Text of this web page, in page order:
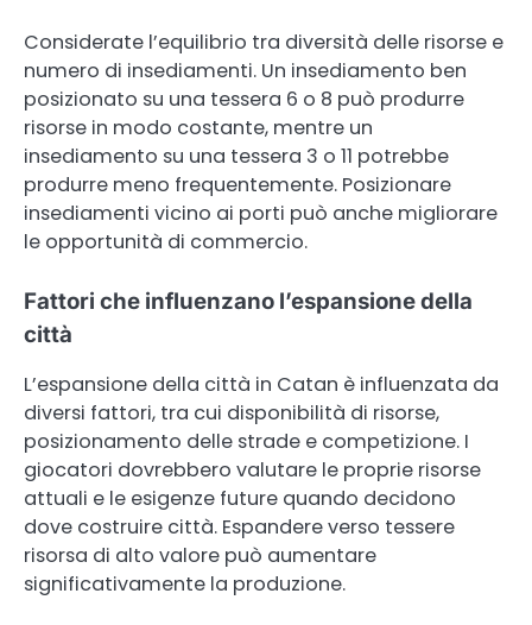
Considerate l’equilibrio tra diversità delle risorse e
numero di insediamenti. Un insediamento ben
posizionato su una tessera 6 o 8 può produrre
risorse in modo costante, mentre un
insediamento su una tessera 3 o 11 potrebbe
produrre meno frequentemente. Posizionare
insediamenti vicino ai porti può anche migliorare
le opportunità di commercio.
Fattori che influenzano l’espansione della
città
L’espansione della città in Catan è influenzata da
diversi fattori, tra cui disponibilità di risorse,
posizionamento delle strade e competizione. I
giocatori dovrebbero valutare le proprie risorse
attuali e le esigenze future quando decidono
dove costruire città. Espandere verso tessere
risorsa di alto valore può aumentare
significativamente la produzione.